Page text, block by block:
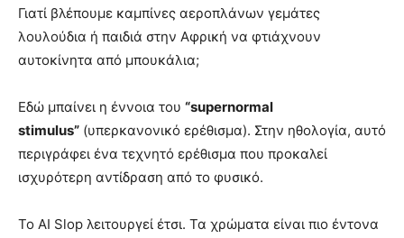
Γιατί βλέπουμε καμπίνες αεροπλάνων γεμάτες
λουλούδια ή παιδιά στην Αφρική να φτιάχνουν
αυτοκίνητα από μπουκάλια;
Εδώ μπαίνει η έννοια του “supernormal
stimulus” (υπερκανονικό ερέθισμα). Στην ηθολογία, αυτό
περιγράφει ένα τεχνητό ερέθισμα που προκαλεί
ισχυρότερη αντίδραση από το φυσικό.
Το AI Slop λειτουργεί έτσι. Τα χρώματα είναι πιο έντονα